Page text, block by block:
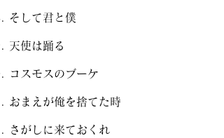
そして君と僕
天使は踊る
コスモスのブーケ
おまえが俺を捨てた時
さがしに来ておくれ